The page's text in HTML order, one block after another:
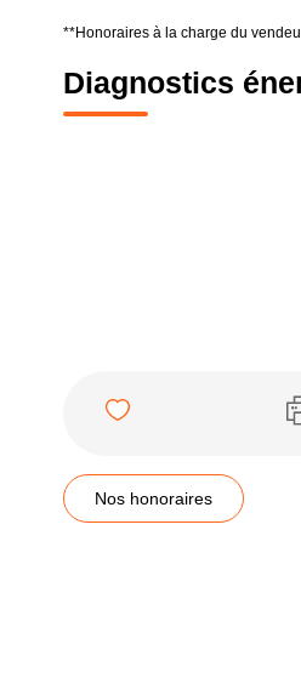
**Honoraires à la charge du
Diagnostics
Nos honoraires